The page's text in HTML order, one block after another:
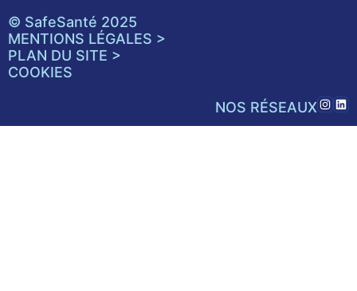
© SafeSanté 2025
MENTIONS LÉGALES >
PLAN DU SITE >
COOKIES
NOS RÉSEAUX